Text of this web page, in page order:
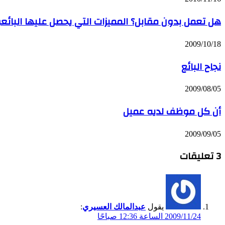
هل تعمل بدون مقابل؟ المميزات التي يحصل عليها
2009/10/18
نجاح البائع
2009/08/05
أن كل موظف لديه عميل
2009/09/05
‫3 تعليقات
يقول عبدالمالك العسيري:
2009/11/24 الساعة 12:36 صباحًا